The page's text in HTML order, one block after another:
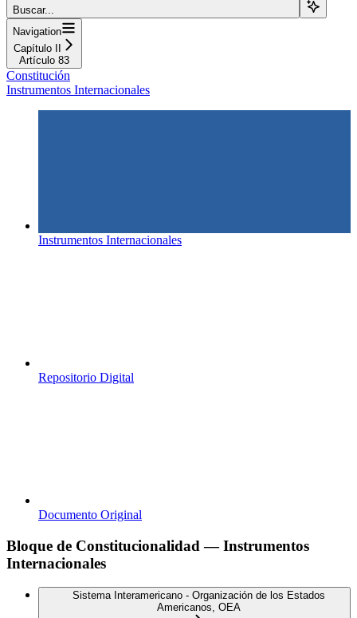
Buscar...
Navigation
Capítulo II
Artículo 83
Constitución
Instrumentos Internacionales
Instrumentos Internacionales
Repositorio Digital
Documento Original
Bloque de Constitucionalidad — Instrumentos
Internacionales
Sistema Interamericano - Organización de los Estados
Americanos, OEA